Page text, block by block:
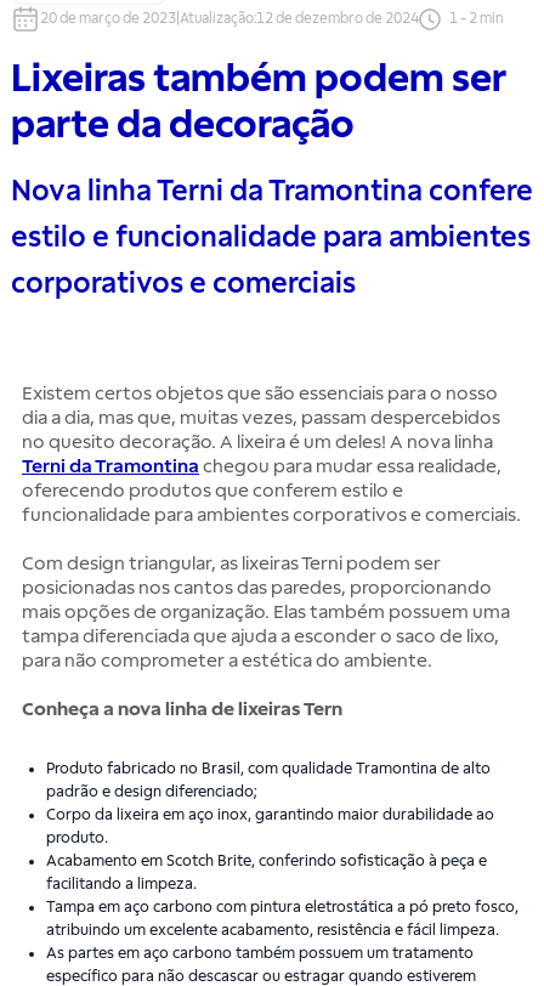
20 de março de 2023 Atualização:12 de dezembro de 2024 1- 2 min
Lixeiras também podem ser
parte da decoração
Nova linha Terni da Tramontina confere
estilo e funcionalidade para ambientes
corporativos e comerciais
Existem certos objetos que são essenciais para o nosso
dia a dia, mas que, muitas vezes, passam despercebidos
no quesito decoração. A lixeira é um deles! A nova linha
Terni da Tramontina chegou para mudar essa realidade,
oferecendo produtos que conferem estilo e
funcionalidade para ambientes corporativos e comerciais.
Com design triangular, as lixeiras Terni podem ser
posicionadas nos cantos das paredes, proporcionando
mais opções de organização. Elas também possuem uma
tampa diferenciada que ajuda a esconder o saco de lixo,
para não comprometer a estética do ambiente.
Conheça a nova linha de lixeiras Tern
Produto fabricado no Brasil, com qualidade Tramontina de alto
padrão e design diferenciado;
Corpo da lixeira em aço inox, garantindo maior durabilidade ao
produto.
Acabamento em Scotch Brite, conferindo sofisticação à peça e
facilitando a limpeza.
Tampa em aço carbono com pintura eletrostática a pó preto fosco,
atribuindo um excelente acabamento, resistência e fácil limpeza.
As partes em aço carbono também possuem um tratamento
específico para não descascar ou estragar quando estiverem